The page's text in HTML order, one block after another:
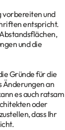
vorbereiten und
entspricht.
und die
Gründe für die
Änderungen an
es auch ratsam
oder
dass Ihr